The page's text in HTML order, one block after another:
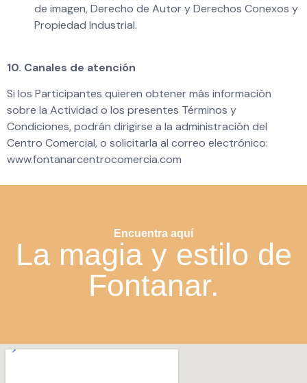
de imagen, Derecho de Autor y Derechos Conexos y
Propiedad Industrial.
10. Canales de atención
Si los Participantes quieren obtener más información
sobre la Actividad o los presentes Términos y
Condiciones, podrán dirigirse a la administración del
Centro Comercial, o solicitarla al correo electrónico:
www.fontanarcentrocomercia.com
Encuentra aquí
La magia y estilo de
Fontanar.